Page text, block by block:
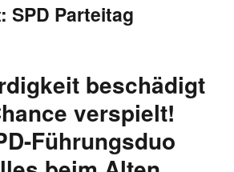
SPD Parteitag
beschädigt
verspielt!
Führungsduo